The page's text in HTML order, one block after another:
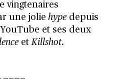
vingtenaires
une jolie hypedepuis
et ses deux
et Killshot.